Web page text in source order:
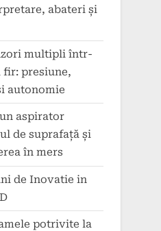
abateri și
multipli într-
fir: presiune,
autonomie
aspirator
de suprafață și
în mers
de Inovatie in
potrivite la